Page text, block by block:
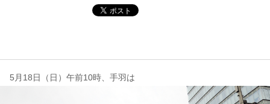
5月18日（日）午前10時、手羽は
コンテンツ